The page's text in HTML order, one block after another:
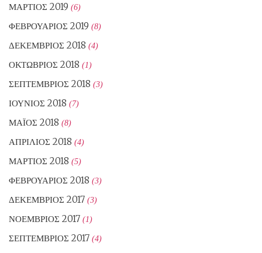
ΜΆΡΤΙΟΣ 2019 (6)
ΦΕΒΡΟΥΆΡΙΟΣ 2019 (8)
ΔΕΚΈΜΒΡΙΟΣ 2018 (4)
ΟΚΤΏΒΡΙΟΣ 2018 (1)
ΣΕΠΤΈΜΒΡΙΟΣ 2018 (3)
ΙΟΎΝΙΟΣ 2018 (7)
ΜΆΙΟΣ 2018 (8)
ΑΠΡΊΛΙΟΣ 2018 (4)
ΜΆΡΤΙΟΣ 2018 (5)
ΦΕΒΡΟΥΆΡΙΟΣ 2018 (3)
ΔΕΚΈΜΒΡΙΟΣ 2017 (3)
ΝΟΈΜΒΡΙΟΣ 2017 (1)
ΣΕΠΤΈΜΒΡΙΟΣ 2017 (4)